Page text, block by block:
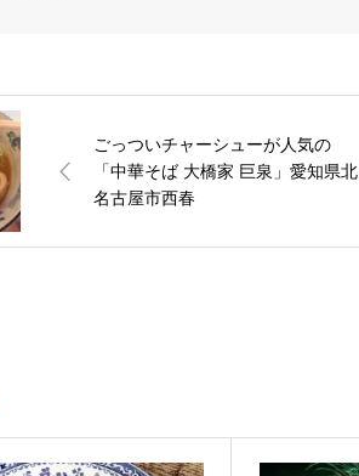
ごっついチャーシューが人気の
「中華そば 大橋家 巨泉」愛知県北
名古屋市西春